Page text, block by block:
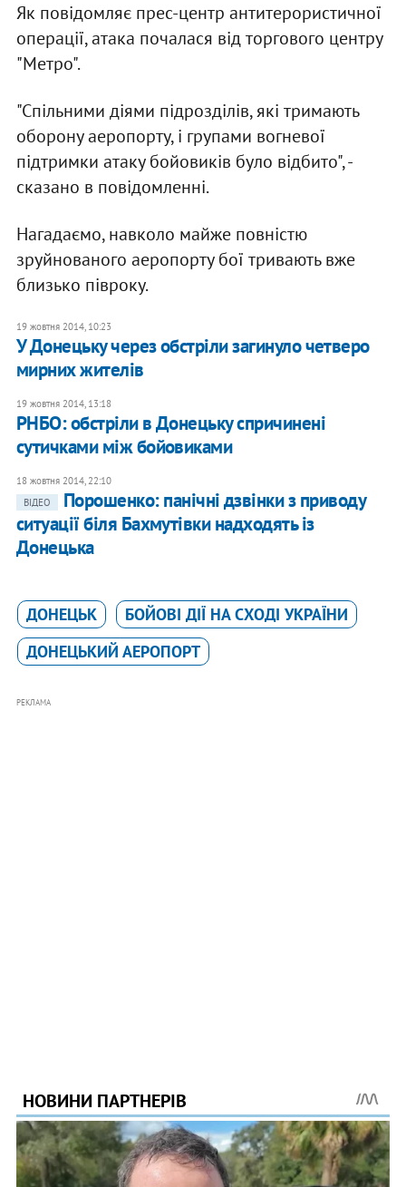
Як повідомляє прес-центр антитерористичної
операції, атака почалася від торгового центру
"Метро".
"Спільними діями підрозділів, які тримають
оборону аеропорту, і групами вогневої
підтримки атаку бойовиків було відбито", -
сказано в повідомленні.
Нагадаємо, навколо майже повністю
зруйнованого аеропорту бої тривають вже
близько півроку.
19 жовтня 2014, 10:23
У Донецьку через обстріли загинуло четверо
мирних жителів
19 жовтня 2014, 13:18
РНБО: обстріли в Донецьку спричинені
сутичками між бойовиками
18 жовтня 2014, 22:10
ВІДЕО
Порошенко: панічні дзвінки з приводу
ситуації біля Бахмутівки надходять із
Донецька
ДОНЕЦЬК
БОЙОВІ ДІЇ НА СХОДІ УКРАЇНИ
ДОНЕЦЬКИЙ АЕРОПОРТ
РЕКЛАМА